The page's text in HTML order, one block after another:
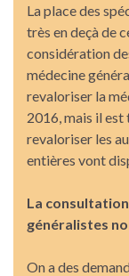
La place des
très en deçà de
considération
médecine
revaloriser la
2016, mais il
revaloriser les
entières vont
La
généralistes
On a des